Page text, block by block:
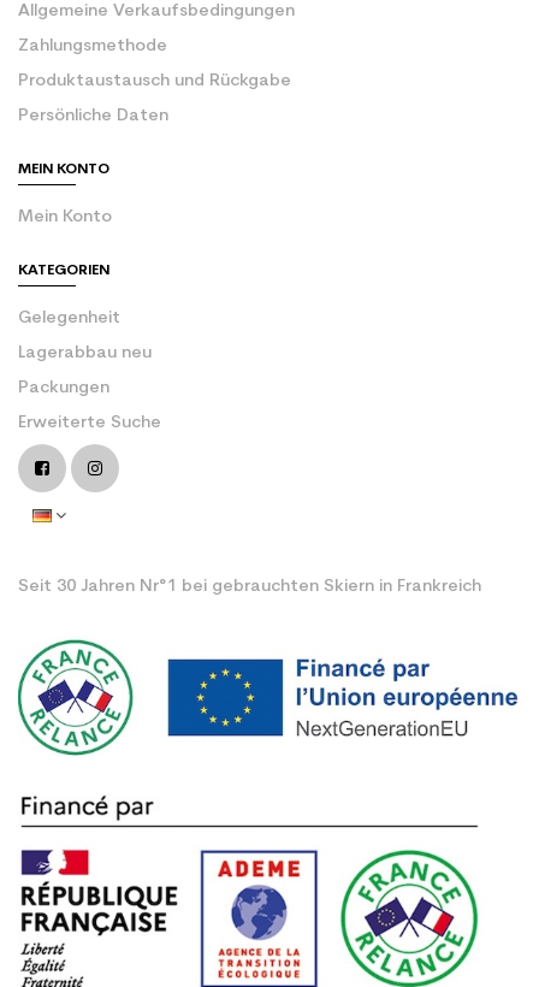
Allgemeine Verkaufsbedingungen
Zahlungsmethode
Produktaustausch und Rückgabe
Persönliche Daten
MEIN KONTO
Mein Konto
KATEGORIEN
Gelegenheit
Lagerabbau neu
Packungen
Erweiterte Suche
Seit 30 Jahren Nr°1 bei gebrauchten Skiern in Frankreich